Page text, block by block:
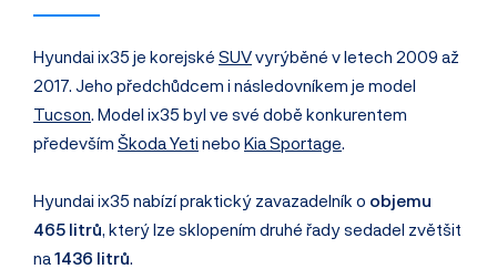
Hyundai ix35 je korejské SUVvyrýběné v letech 2009 až
2017. Jeho předchůdcem i následovníkem je model
Tucson. Model ix35 byl ve své době konkurentem
především Škoda Yeti nebo Kia Sportage.
Hyundai ix35 nabízí praktický zavazadelník o objemu
465 litrů, který lze sklopením druhé řady sedadel zvětšit
na1436 litrů.